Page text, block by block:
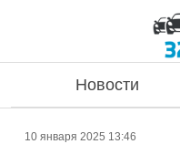
Новости
10 января 2025 13:46